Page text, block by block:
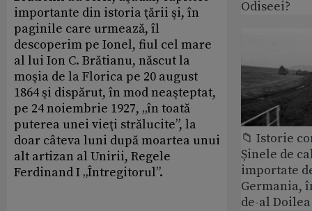
importante din istoria ţării şi, în
paginile care urmează, îl
descoperim pe Ionel, fiul cel mare
al lui Ion C. Brătianu, născut la
moşia de la Florica pe 20 august
1864 şi dispărut, în mod neaşteptat,
pe 24 noiembrie 1927, „în toată
puterea unei vieţi strălucite”, la
doar câteva luni după moartea unui
alt artizan al Unirii, Regele
Ferdinand I „Întregitorul”.
Odiseei?
📁 Istorie
Șinele de
importate
Germania,
de-al